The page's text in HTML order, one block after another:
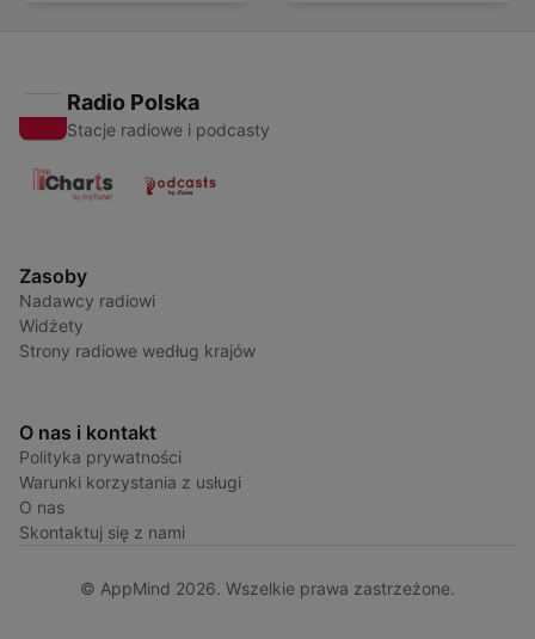
Radio Polska
Stacje radiowe i podcasty
Zasoby
Nadawcy radiowi
Widżety
Strony radiowe według krajów
O nas i kontakt
Polityka prywatności
Warunki korzystania z usługi
O nas
Skontaktuj się z nami
© AppMind 2026. Wszelkie prawa zastrzeżone.